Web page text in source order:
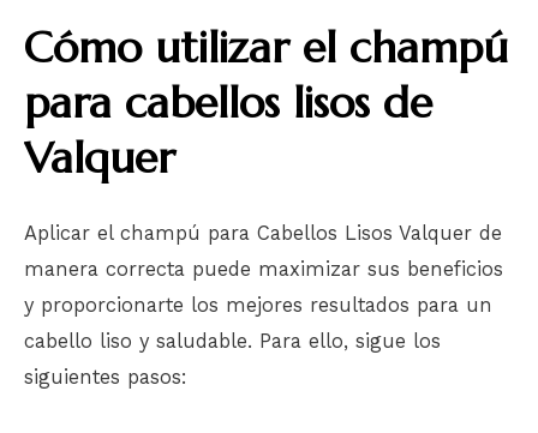
Cómo utilizar el champú
para cabellos lisos de
Valquer
Aplicar el champú para Cabellos Lisos Valquer de
manera correcta puede maximizar sus beneficios
y proporcionarte los mejores resultados para un
cabello liso y saludable. Para ello, sigue los
siguientes pasos: